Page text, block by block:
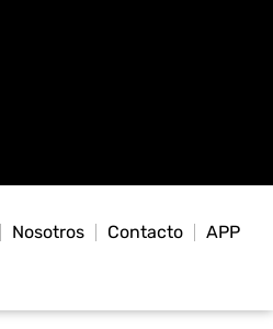
Nosotros Contacto APP